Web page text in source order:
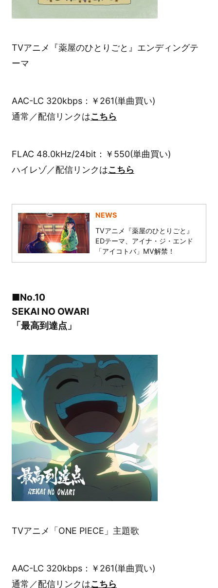
TVアニメ『薬屋のひとりごと』エンディングテ
ーマ
AAC-LC 320kbps：￥261(単曲買い)
通常／配信リンクはこちら
FLAC 48.0kHz/24bit：￥550(単曲買い)
ハイレゾ／配信リンクはこちら
NEWS
TVアニメ『薬屋のひとりごと』
EDテーマ、アイナ・ジ・エンド
「アイコトバ」MV解禁！
■No.10
SEKAI NO OWARI
「最高到達点」
TVアニメ「ONE PIECE」主題歌
AAC-LC 320kbps：￥261(単曲買い)
通常／配信リンクはこちら